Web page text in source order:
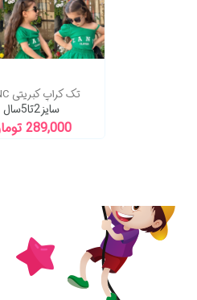
تک کراپ کبریتی ZANC
سایز2تا5سال
289,000 تومان